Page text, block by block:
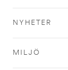
NYHETER
MILJÖ